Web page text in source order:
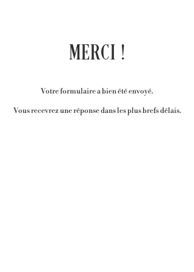
MERCI !
Votre formulaire a bien été envoyé.
Vous recevrez une réponse dans les plus brefs délais.